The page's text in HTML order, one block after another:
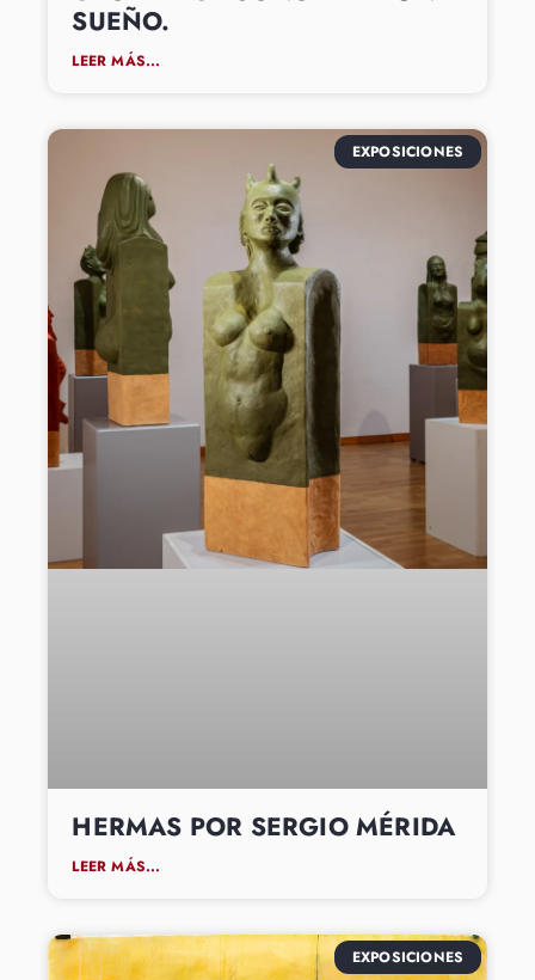
SUEÑO.
LEER MÁS...
EXPOSICIONES
HERMAS POR SERGIO MÉRIDA
LEER MÁS...
EXPOSICIONES